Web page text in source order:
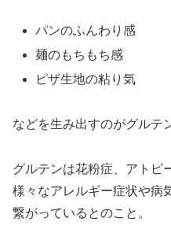
パンのふんわり感
麺のもちもち感
ピザ生地の粘り気
などを生み出すのがグルテ
グルテンは花粉症、アトピ
様々なアレルギー症状や病
繋がっているとのこと。